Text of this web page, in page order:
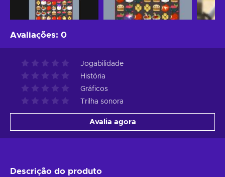
Avaliações: 0
Jogabilidade
História
Gráficos
Trilha sonora
Avalia agora
Descrição do produto